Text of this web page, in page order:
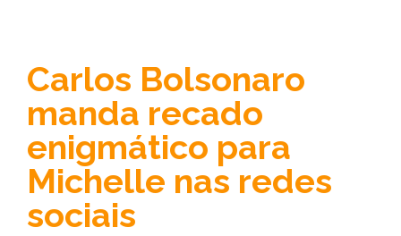
Carlos Bolsonaro
manda recado
enigmático para
Michelle nas redes
sociais